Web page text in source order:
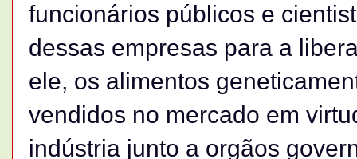
funcionários públicos e
dessas empresas para a
ele, os alimentos
vendidos no mercado em
indústria junto a orgãos